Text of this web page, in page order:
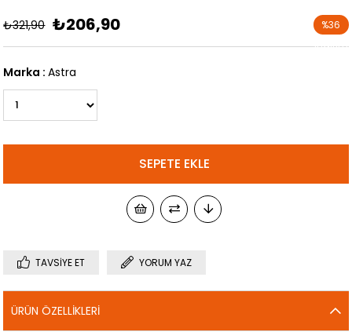
₺321,90 ₺206,90 %36
İndirim
Marka : Astra
TAVSIYE ET YORUM YAZ
ÜRÜN ÖZELLIKLERI